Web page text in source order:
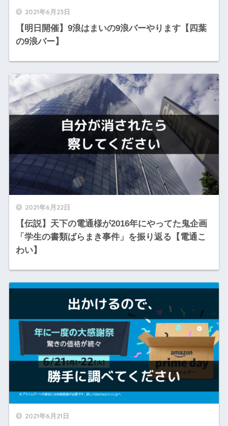
2021年6月23日
【明日開催】9浪はまいの9浪バーやります【四葉
の9浪バー】
2021年6月22日
【伝説】天下の電通様が2016年にやってた鬼企画
「学生の書類ばらまき事件」を振り返る【電通こ
わい】
2021年6月21日